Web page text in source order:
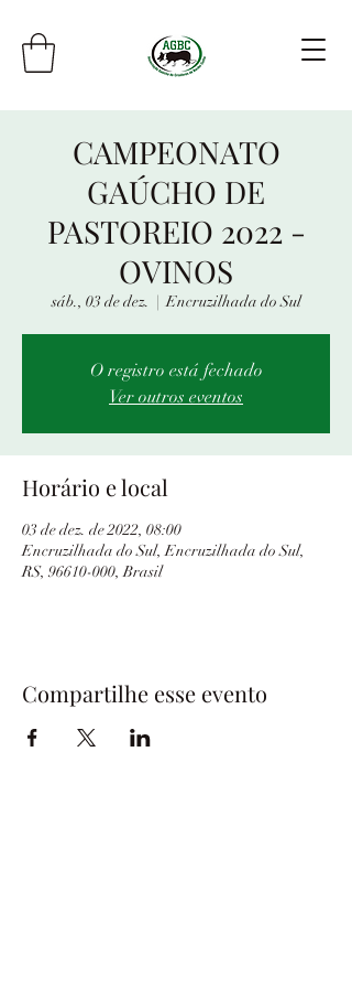
CAMPEONATO
GAÚCHO DE
PASTOREIO 2022 -
OVINOS
sáb., 03 de dez.
  |
Encruzilhada do Sul
O registro está fechado
Ver outros eventos
Horário e local
03 de dez. de 2022, 08:00
Encruzilhada do Sul, Encruzilhada do Sul,
RS, 96610-000, Brasil
Compartilhe esse evento